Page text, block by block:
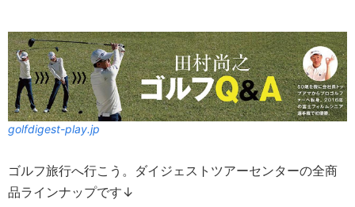
golfdigest-play.jp
ゴルフ旅行へ行こう。ダイジェストツアーセンターの全商
品ラインナップです↓